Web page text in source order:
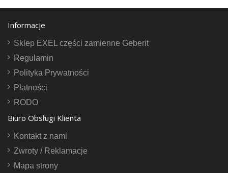
Informacje
Sklep EXEL części zamienne Geberit
Regulamin
Polityka Prywatności
Płatności
RODO
Biuro Obsługi Klienta
Kontakt z nami
Zwroty / Reklamacje
Mapa strony